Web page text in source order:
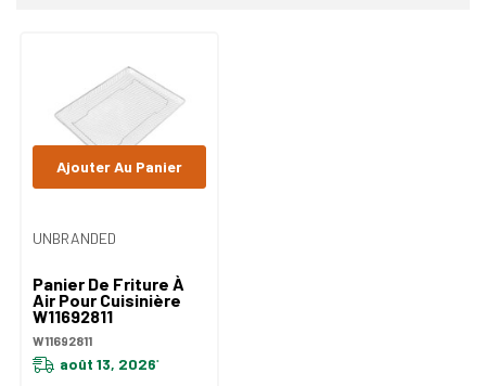
UNBRANDED
Panier De Friture À
Air Pour Cuisinière
W11692811
W11692811
août 13, 2026*
Ajouter Au Panier